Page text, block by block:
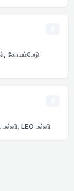
கோயம்பேடு
பள்ளி, LEO பள்ளி